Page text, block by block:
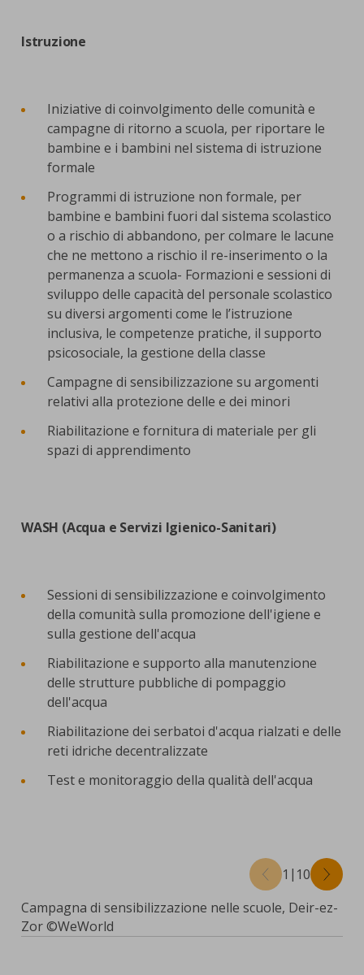
Istruzione
Iniziative di coinvolgimento delle comunità e
campagne di ritorno a scuola, per riportare le
bambine e i bambini nel sistema di istruzione
formale
Programmi di istruzione non formale, per
bambine e bambini fuori dal sistema scolastico
o a rischio di abbandono, per colmare le lacune
che ne mettono a rischio il re-inserimento o la
permanenza a scuola- Formazioni e sessioni di
sviluppo delle capacità del personale scolastico
su diversi argomenti come le l’istruzione
inclusiva, le competenze pratiche, il supporto
psicosociale, la gestione della classe
Campagne di sensibilizzazione su argomenti
relativi alla protezione delle e dei minori
Riabilitazione e fornitura di materiale per gli
spazi di apprendimento
WASH (Acqua e Servizi Igienico-Sanitari)
Sessioni di sensibilizzazione e coinvolgimento
della comunità sulla promozione dell'igiene e
sulla gestione dell'acqua
Riabilitazione e supporto alla manutenzione
delle strutture pubbliche di pompaggio
dell'acqua
Riabilitazione dei serbatoi d'acqua rialzati e delle
reti idriche decentralizzate
Test e monitoraggio della qualità dell'acqua
Campagna di sensibilizzazione nelle scuole, Deir-ez-
Zor ©WeWorld
Precendente
1 | 10